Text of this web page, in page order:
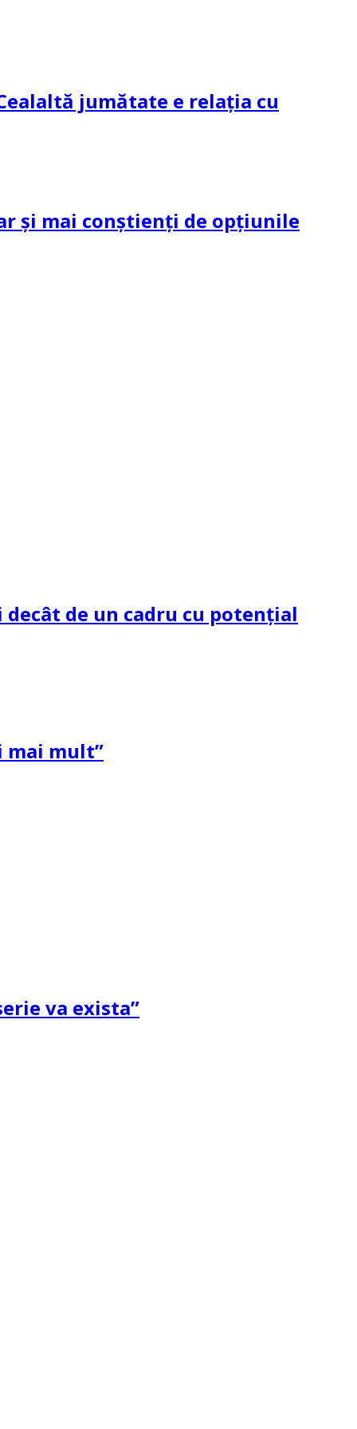
jumătate e relația cu
și mai conștienți de opțiunile
de un cadru cu potenţial
mai mult”
va exista”